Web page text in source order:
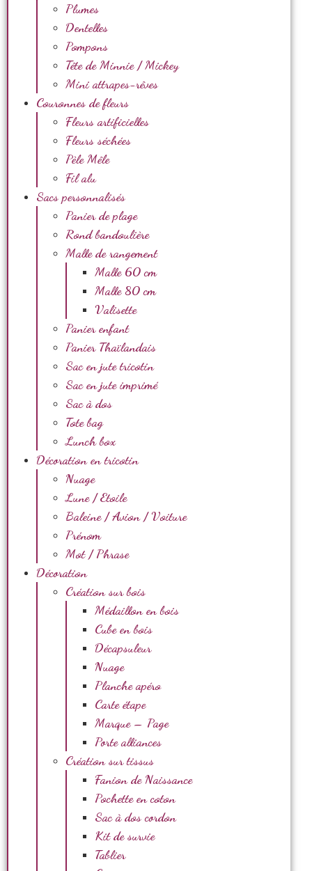
Plumes
Dentelles
Pompons
Tête de Minnie / Mickey
Mini attrapes-rêves
Couronnes de fleurs
Fleurs artificielles
Fleurs séchées
Pèle Mêle
Fil alu
Sacs personnalisés
Panier de plage
Rond bandoulière
Malle de rangement
Malle 60 cm
Malle 80 cm
Valisette
Panier enfant
Panier Thaïlandais
Sac en jute tricotin
Sac en jute imprimé
Sac à dos
Tote bag
Lunch box
Décoration en tricotin
Nuage
Lune / Etoile
Baleine / Avion / Voiture
Prénom
Mot / Phrase
Décoration
Création sur bois
Médaillon en bois
Cube en bois
Décapsuleur
Nuage
Planche apéro
Carte étape
Marque – Page
Porte alliances
Création sur tissus
Fanion de Naissance
Pochette en coton
Sac à dos cordon
Kit de survie
Tablier